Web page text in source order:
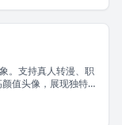
。支持真人转漫、职
值头像，展现独特